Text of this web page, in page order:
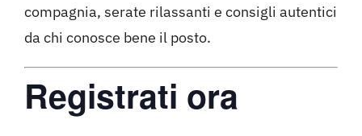
compagnia, serate rilassanti e consigli autentici
da chi conosce bene il posto.
Registrati ora